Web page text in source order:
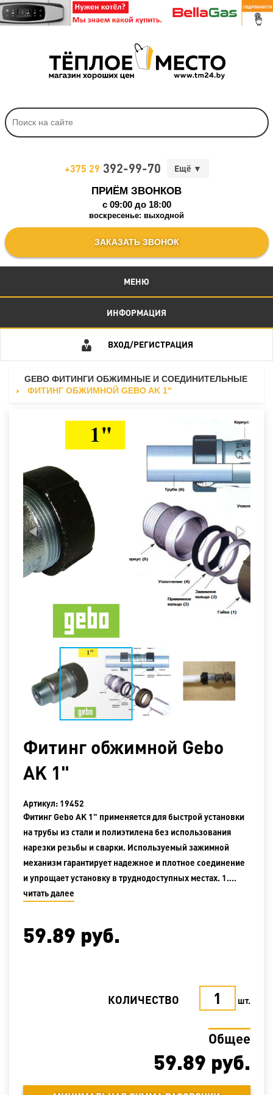
+375 29 392-99-70
ПРИЁМ ЗВОНКОВ
c 09:00 до 18:00
воскресенье: выходной
ЗАКАЗАТЬ ЗВОНОК
МЕНЮ
ИНФОРМАЦИЯ
ВХОД/РЕГИСТРАЦИЯ
GEBO ФИТИНГИ ОБЖИМНЫЕ И СОЕДИНИТЕЛЬНЫЕ
ФИТИНГ OБЖИМНОЙ GEBO AK 1"
Фитинг oбжимной Gebo
AK 1"
Артикул: 19452
Фитинг Gebo AK 1" применяется для быстрой установки
на трубы из стали и полиэтилена без использования
нарезки резьбы и сварки. Используемый зажимной
механизм гарантирует надежное и плотное соединение
и упрощает установку в труднодоступных местах. 1.…
читать далее
59.89 руб.
КОЛИЧЕСТВО шт.
Общее
59.89 руб.